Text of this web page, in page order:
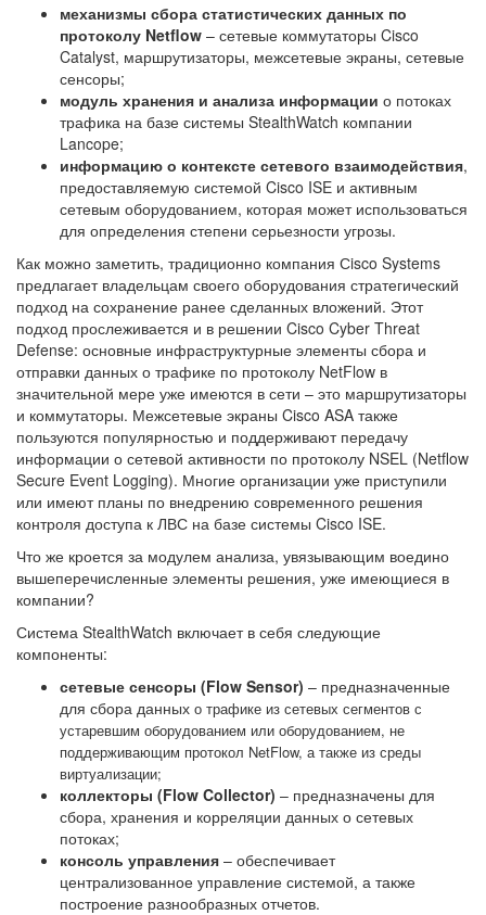
механизмы сбора статистических данных по
протоколу Netflow – сетевые коммутаторы Cisco
Catalyst, маршрутизаторы, межсетевые экраны, сетевые
сенсоры;
модуль хранения и анализа информации о потоках
трафика на базе системы StealthWatch компании
Lancope;
информацию о контексте сетевого взаимодействия,
предоставляемую системой Cisco ISE и активным
сетевым оборудованием, которая может использоваться
для определения степени серьезности угрозы.
Как можно заметить, традиционно компания Сisco Systems
предлагает владельцам своего оборудования стратегический
подход на сохранение ранее сделанных вложений. Этот
подход прослеживается и в решении Cisco Cyber Threat
Defense: основные инфраструктурные элементы сбора и
отправки данных о трафике по протоколу NetFlow в
значительной мере уже имеются в сети – это маршрутизаторы
и коммутаторы. Межсетевые экраны Cisco ASA также
пользуются популярностью и поддерживают передачу
информации о сетевой активности по протоколу NSEL (Netflow
Secure Event Logging). Многие организации уже приступили
или имеют планы по внедрению современного решения
контроля доступа к ЛВС на базе системы Cisco ISE.
Что же кроется за модулем анализа, увязывающим воедино
вышеперечисленные элементы решения, уже имеющиеся в
компании?
Система StealthWatch включает в себя следующие
компоненты:
сетевые сенсоры (Flow Sensor) – предназначенные
для сбора данных о трафике из сетевых сегментов с
устаревшим оборудованием или оборудованием, не
поддерживающим протокол NetFlow, а также из среды
виртуализации;
коллекторы (Flow Collector) – предназначены для
сбора, хранения и корреляции данных о сетевых
потоках;
консоль управления – обеспечивает
централизованное управление системой, а также
построение разнообразных отчетов.